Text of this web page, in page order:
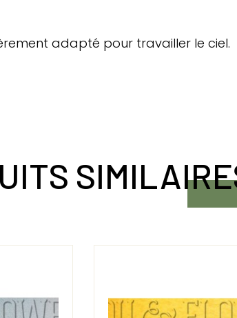
adapté pour travailler le ciel.